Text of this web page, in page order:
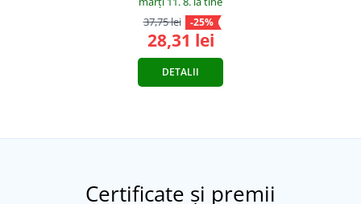
37,75 lei
-25%
28,31 lei
DETALII
Certificate și premii